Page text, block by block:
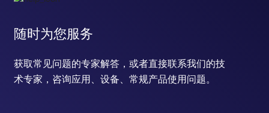
随时为您服务
获取常见问题的专家解答，或者直接联系我们的技
术专家，咨询应用、设备、常规产品使用问题。